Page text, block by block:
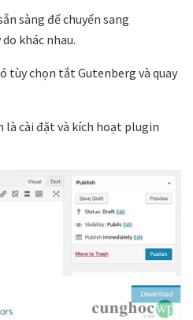
sàng để chuyển sang
khác nhau.
tùy chọn tắt Gutenberg và quay
là cài đặt và kích hoạt plugin